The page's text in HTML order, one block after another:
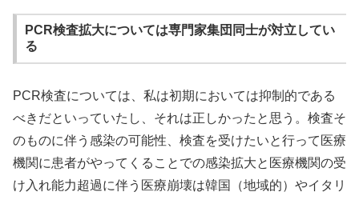
PCR検査拡大については専門家集団同士が対立してい
る
PCR検査については、私は初期においては抑制的である
べきだといっていたし、それは正しかったと思う。検査そ
のものに伴う感染の可能性、検査を受けたいと行って医療
機関に患者がやってくることでの感染拡大と医療機関の受
け入れ能力超過に伴う医療崩壊は韓国（地域的）やイタリ